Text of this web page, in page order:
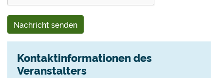
Nachricht senden
Kontaktinformationen des
Veranstalters